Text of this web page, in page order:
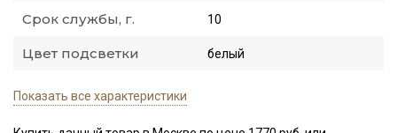
Срок службы, г. 10
Цвет подсветки белый
Показать все характеристики